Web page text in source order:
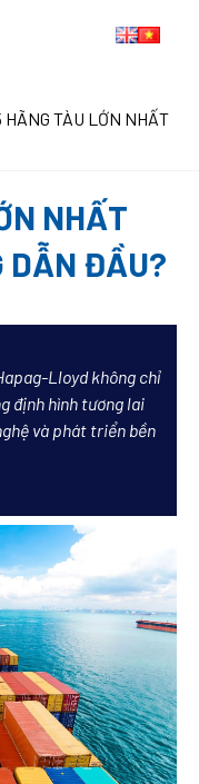
HÃNG TÀU LỚN NHẤT
NHẤT
DẪN ĐẦU?
Lloyd không chỉ
định hình tương lai
và phát triển bền